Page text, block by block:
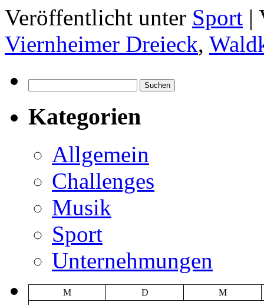
Veröffentlicht unter Sport |
Viernheimer Dreieck,
nach:
Kategorien
Allgemein
Challenges
Musik
Sport
Unternehmungen
M D M